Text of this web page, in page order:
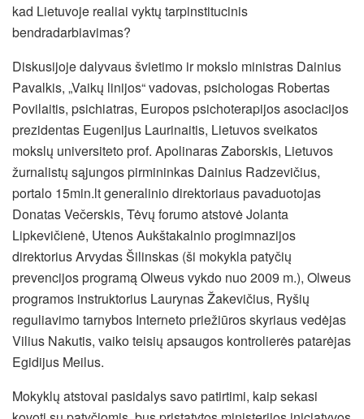
kad Lietuvoje realiai vyktų tarpinstitucinis
bendradarbiavimas?
Diskusijoje dalyvaus švietimo ir mokslo ministras Dainius
Pavalkis, „Vaikų linijos“ vadovas, psichologas Robertas
Povilaitis, psichiatras, Europos psichoterapijos asociacijos
prezidentas Eugenijus Laurinaitis, Lietuvos sveikatos
mokslų universiteto prof. Apolinaras Zaborskis, Lietuvos
žurnalistų sąjungos pirmininkas Dainius Radzevičius,
portalo 15min.lt generalinio direktoriaus pavaduotojas
Donatas Večerskis, Tėvų forumo atstovė Jolanta
Lipkevičienė, Utenos Aukštakalnio progimnazijos
direktorius Arvydas Šilinskas (ši mokykla patyčių
prevencijos programą Olweus vykdo nuo 2009 m.), Olweus
programos instruktorius Laurynas Žakevičius, Ryšių
reguliavimo tarnybos Interneto priežiūros skyriaus vedėjas
Vilius Nakutis, vaiko teisių apsaugos kontrolierės patarėjas
Egidijus Meilus.
Mokyklų atstovai pasidalys savo patirtimi, kaip sekasi